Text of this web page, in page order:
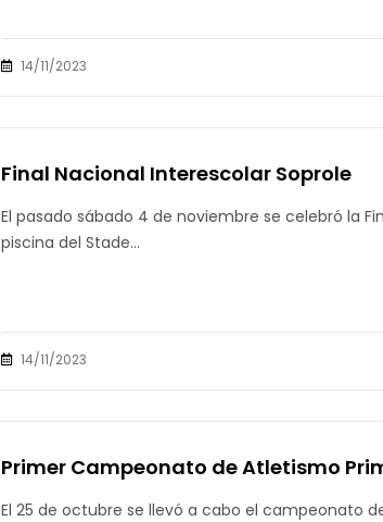
14/11/2023
Final Nacional Interescolar Soprole
El pasado sábado 4 de noviembre se celebró la
piscina del Stade...
14/11/2023
Primer Campeonato de Atletismo
El 25 de octubre se llevó a cabo el campeonato